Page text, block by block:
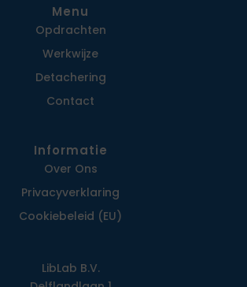
Menu
Opdrachten
Werkwijze
Detachering
Contact
Informatie
Over Ons
Privacy­verklaring
Cookiebeleid (EU)
LibLab B.V.